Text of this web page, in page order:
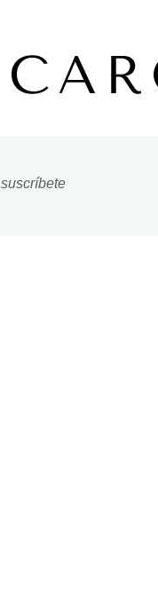
suscríbete